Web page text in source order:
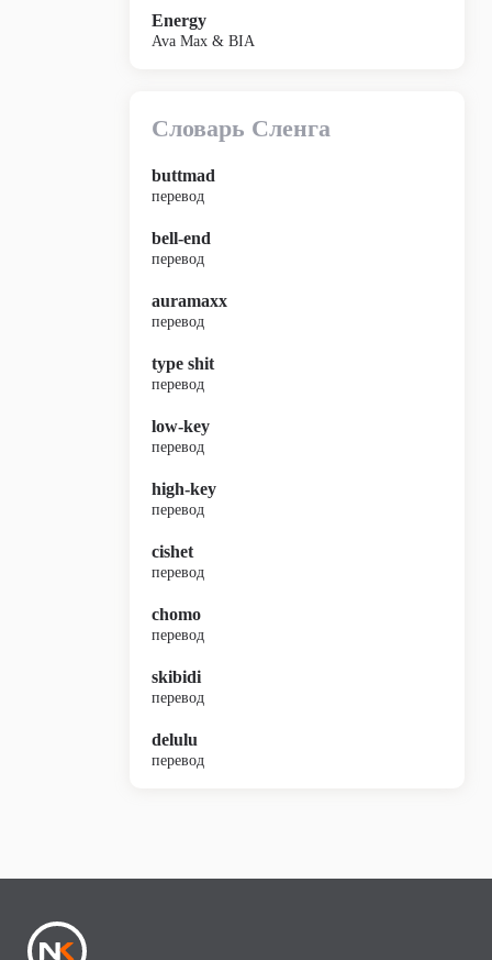
Energy
Ava Max & BIA
Словарь Сленга
buttmad
перевод
bell-end
перевод
auramaxx
перевод
type shit
перевод
low-key
перевод
high-key
перевод
cishet
перевод
chomo
перевод
skibidi
перевод
delulu
перевод